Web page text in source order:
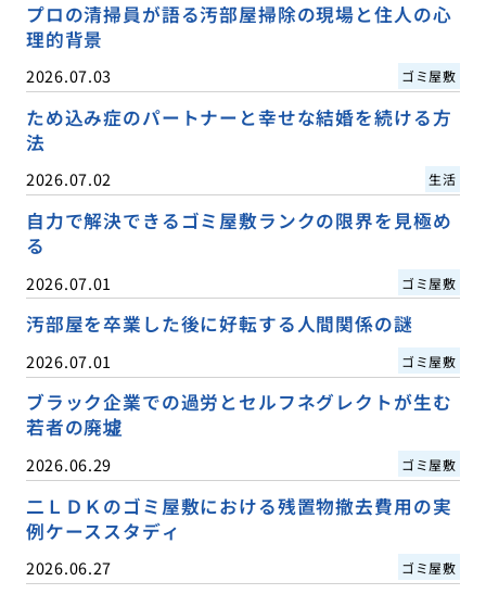
プロの清掃員が語る汚部屋掃除の現場と住人の心
理的背景
2026.07.03 ゴミ屋敷
ため込み症のパートナーと幸せな結婚を続ける方
法
2026.07.02 生活
自力で解決できるゴミ屋敷ランクの限界を見極め
る
2026.07.01 ゴミ屋敷
汚部屋を卒業した後に好転する人間関係の謎
2026.07.01 ゴミ屋敷
ブラック企業での過労とセルフネグレクトが生む
若者の廃墟
2026.06.29 ゴミ屋敷
二ＬＤＫのゴミ屋敷における残置物撤去費用の実
例ケーススタディ
2026.06.27 ゴミ屋敷